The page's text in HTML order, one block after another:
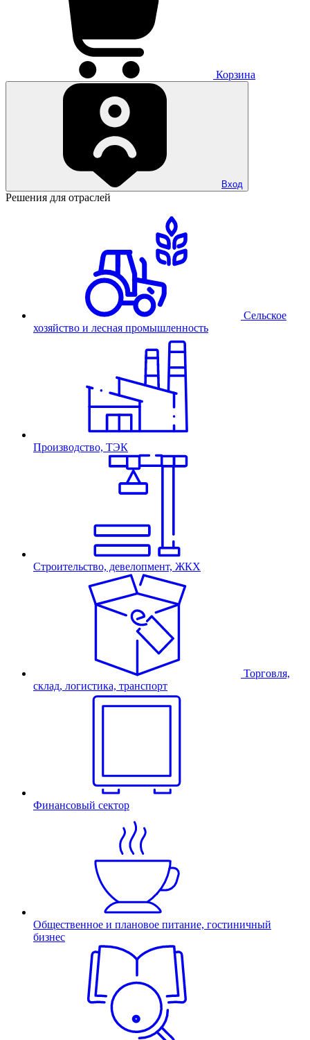
Корзина
Вход
Решения для отраслей
Сельское
хозяйство и лесная промышленность
Производство, ТЭК
Строительство, девелопмент, ЖКХ
Торговля,
склад, логистика, транспорт
Финансовый сектор
Общественное и плановое питание, гостиничный
бизнес